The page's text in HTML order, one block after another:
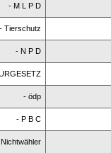
- M L P D
- N P D
- ödp
- P B C